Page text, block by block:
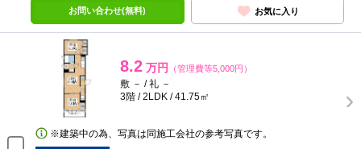
お問い合わせ(無料) お気に入り
8.2 万円 （管理費等5,000円）
敷 － / 礼 －
3階 / 2LDK / 41.75㎡
※建築中の為、写真は同施工会社の参考写真です。